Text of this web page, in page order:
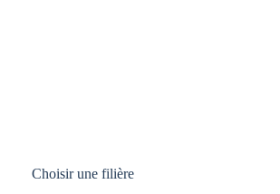
Choisir une filière